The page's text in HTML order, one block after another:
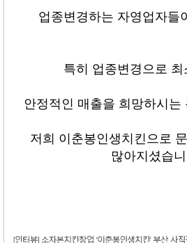
업종변경하는 자영업자들
특히 업종변경으로 최
안정적인 매출을 희망하시는
저희 이춘봉인생치킨으로
많아지셨습